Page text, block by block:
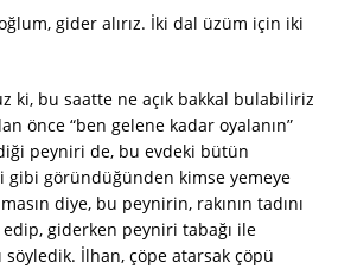
gider alırız. İki dal üzüm için iki
ki, bu saatte ne açık bakkal bulabiliriz
önce “ben gelene kadar oyalanın”
peyniri de, bu evdeki bütün
gibi göründüğünden kimse yemeye
diye, bu peynirin, rakının tadını
edip, giderken peyniri tabağı ile
söyledik. İlhan, çöpe atarsak çöpü